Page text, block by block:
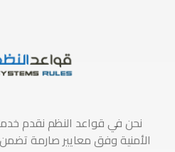
نحن في قواعد النظم نقدم
الأمنية وفق معايير صارمة